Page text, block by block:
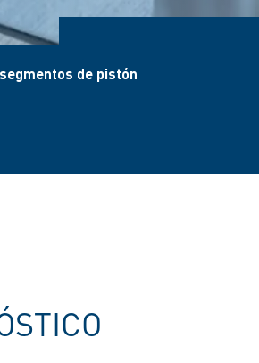
de pistón